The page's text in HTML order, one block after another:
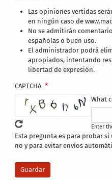
Las opiniones vertidas
en ningún caso de
No se admitirán
españolas o buen uso.
El administrador podrá
apropiados, intentando
libertad de expresión.
CAPTCHA
What
Enter
Esta pregunta es para probar
no y para evitar envíos